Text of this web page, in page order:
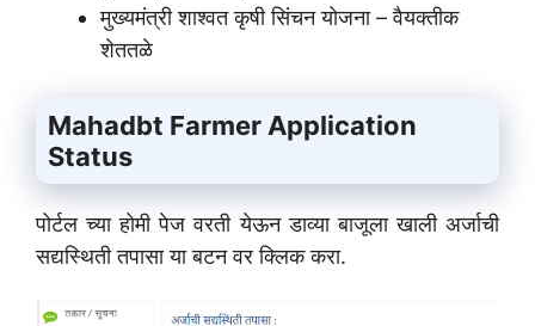
मुख्यमंत्री शाश्वत कृषी सिंचन योजना – वैयक्तीक
शेततळे
Mahadbt Farmer Application
Status
पोर्टल च्या होमी पेज वरती येऊन डाव्या बाजूला खाली अर्जाची
सद्यस्थिती तपासा या बटन वर क्लिक करा.